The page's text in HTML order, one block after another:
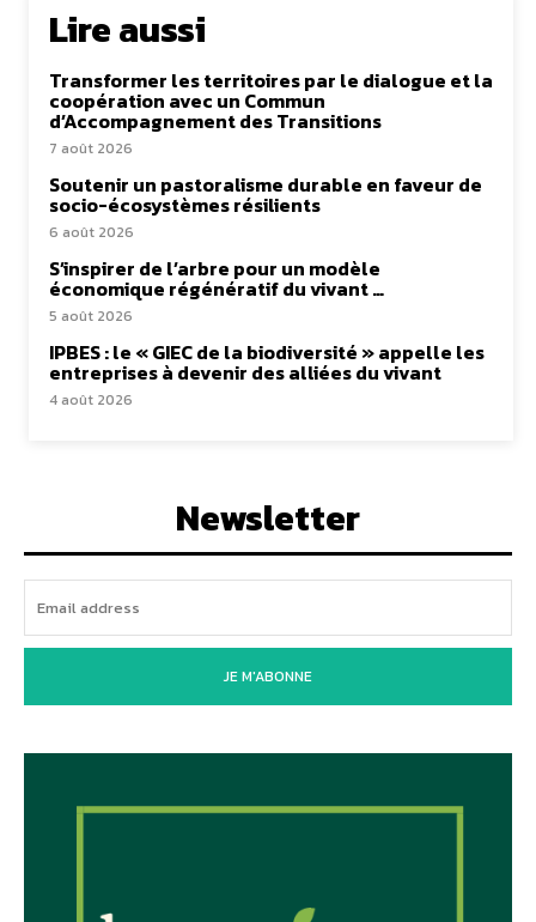
Lire aussi
Transformer les territoires par le dialogue et la
coopération avec un Commun
d’Accompagnement des Transitions
7 août 2026
Soutenir un pastoralisme durable en faveur de
socio-écosystèmes résilients
6 août 2026
S’inspirer de l’arbre pour un modèle
économique régénératif du vivant …
5 août 2026
IPBES : le « GIEC de la biodiversité » appelle les
entreprises à devenir des alliées du vivant
4 août 2026
Newsletter
JE M'ABONNE